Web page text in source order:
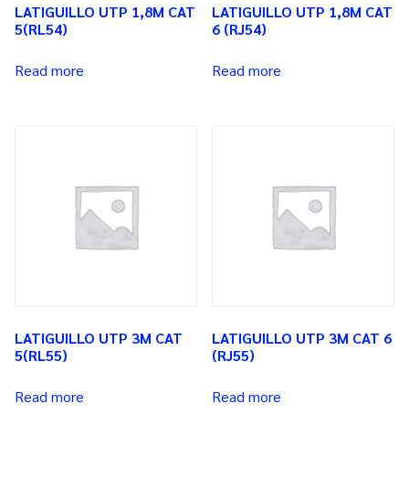
LATIGUILLO UTP 1,8M CAT
5(RL54)
Read more
LATIGUILLO UTP 1,8M CAT
6 (RJ54)
Read more
LATIGUILLO UTP 3M CAT
5(RL55)
Read more
LATIGUILLO UTP 3M CAT 6
(RJ55)
Read more